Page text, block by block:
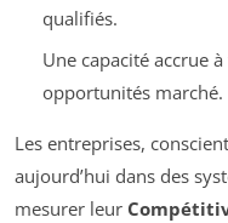
qualifiés.
Une capacité accrue
opportunités marché.
Les entreprises,
aujourd’hui dans des
mesurer leur